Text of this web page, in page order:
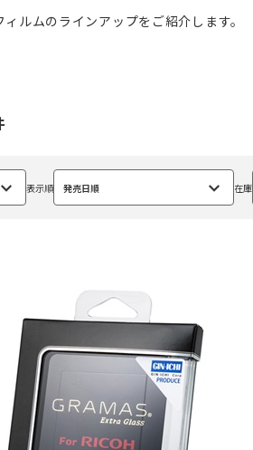
ルムのラインアップをご紹介します。
表示順 発売日順
選
択
在庫